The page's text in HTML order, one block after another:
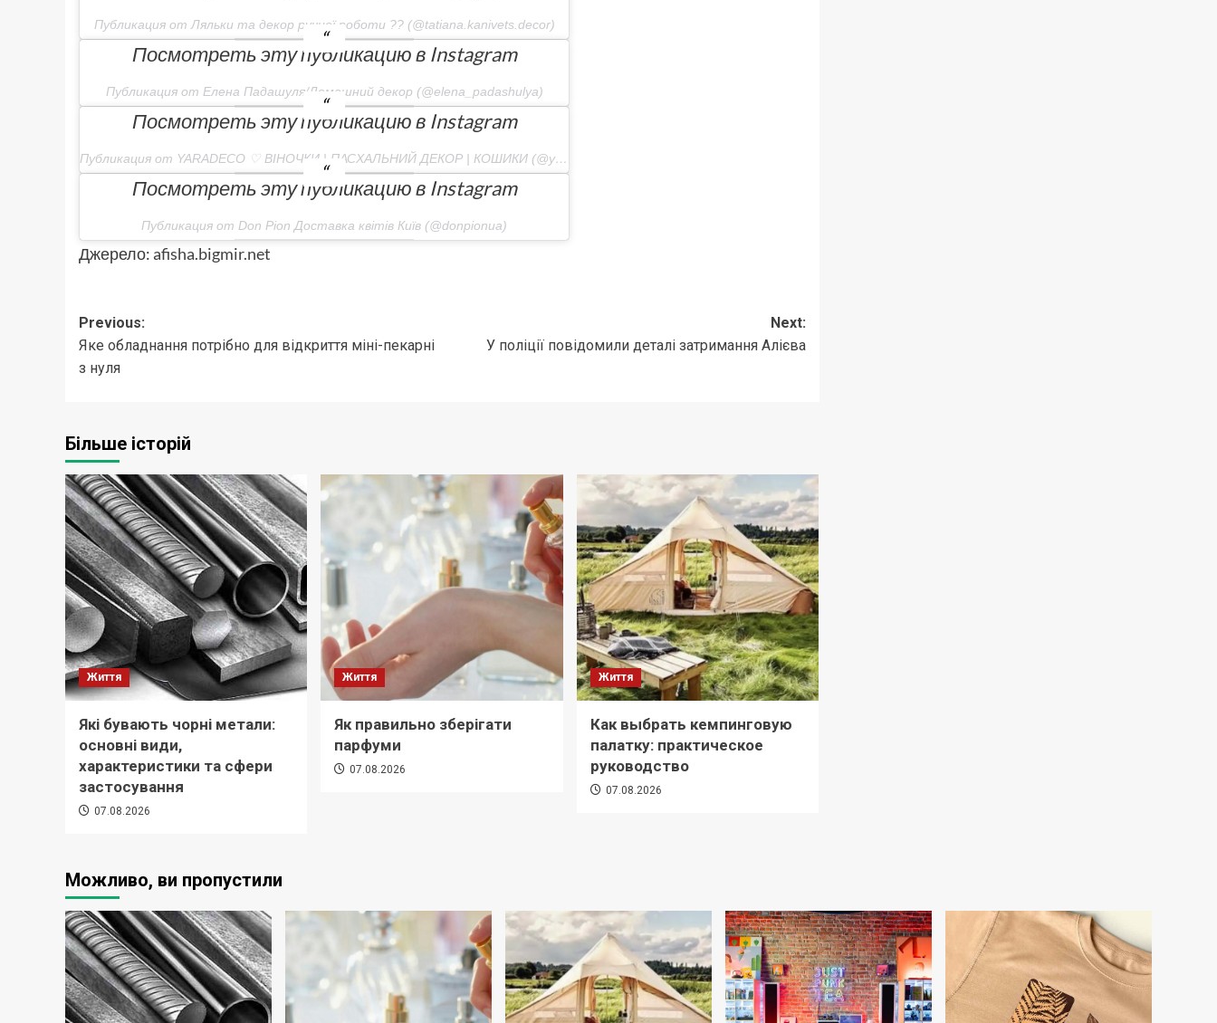
Публикация от Ляльки та декор ручної роботи ?? (@tatiana.kanivets.decor)
Посмотреть эту публикацию в Instagram
Публикация от Елена Падашуля/Домашний декор (@elena_padashulya)
Посмотреть эту публикацию в Instagram
Публикация от YARADECO ♡ ВІНОЧКИ | ПАСХАЛЬНИЙ ДЕКОР | КОШИКИ (@yaradeco_)
Посмотреть эту публикацию в Instagram
Публикация от Don Pion Доставка квітів Київ (@donpionua)
Джерело: afisha.bigmir.net
Post
navigation
Previous:
Яке обладнання потрібно для відкриття міні-пекарні
з нуля
Next:
У поліції повідомили деталі затримання Алієва
Більше історій
Життя
Які бувають чорні метали:
основні види,
характеристики та сфери
застосування
07.08.2026
Життя
Як правильно зберігати
парфуми
07.08.2026
Життя
Как выбрать кемпинговую
палатку: практическое
руководство
07.08.2026
Можливо, ви пропустили